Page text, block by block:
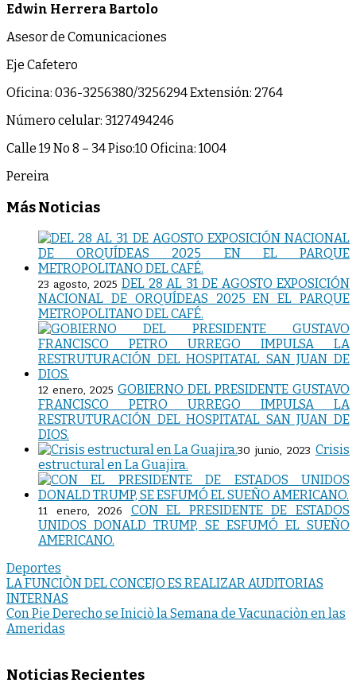
Edwin Herrera Bartolo
Asesor de Comunicaciones
Eje Cafetero
Oficina: 036-3256380/3256294 Extensión: 2764
Número celular: 3127494246
Calle 19 No 8 – 34 Piso:10 Oficina: 1004
Pereira
Más Noticias
23 agosto, 2025 DEL 28 AL 31 DE AGOSTO EXPOSICIÓN
NACIONAL DE ORQUÍDEAS 2025 EN EL PARQUE
METROPOLITANO DEL CAFÉ.
12 enero, 2025 GOBIERNO DEL PRESIDENTE GUSTAVO
FRANCISCO PETRO URREGO IMPULSA LA
RESTRUTURACIÓN DEL HOSPITATAL SAN JUAN DE
DIOS.
30 junio, 2023 Crisis
estructural en La Guajira.
11 enero, 2026
CON EL PRESIDENTE DE ESTADOS
UNIDOS DONALD TRUMP, SE ESFUMÓ EL SUEÑO
AMERICANO.
Deportes
Navegación
de
entradas
LA FUNCIÒN DEL CONCEJO ES REALIZAR AUDITORIAS
INTERNAS
Con Pie Derecho se Iniciò la Semana de Vacunaciòn en las
Ameridas
Noticias Recientes